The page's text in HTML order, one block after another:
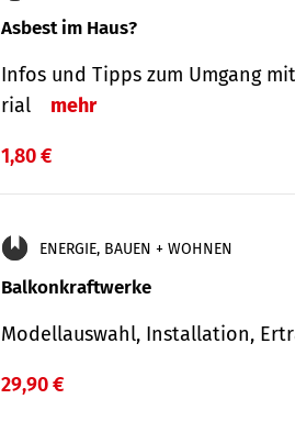
Asbest im Haus?
Infos und Tipps zum Um­gang
rial
mehr
1,80 €
ENERGIE, BAUEN + WOHNEN
Balkonkraftwerke
Modellauswahl, Installation,
29,90 €